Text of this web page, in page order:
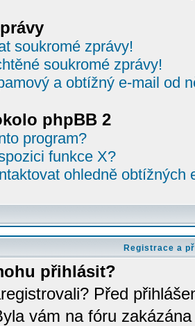
soukromé zprávy!
soukromé zprávy!
a obtížný e-mail od
phpBB 2
program?
funkce X?
ohledně
Registrace a
přihlásit?
Před
vám na fóru